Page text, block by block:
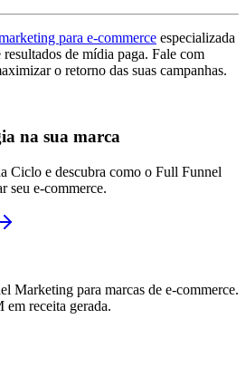
para e-commerce especializada
de mídia paga. Fale com
o retorno das suas campanhas.
na sua marca
Ciclo e descubra como o Full Funnel
seu e-commerce.
Marketing para marcas de e-commerce.
receita gerada.